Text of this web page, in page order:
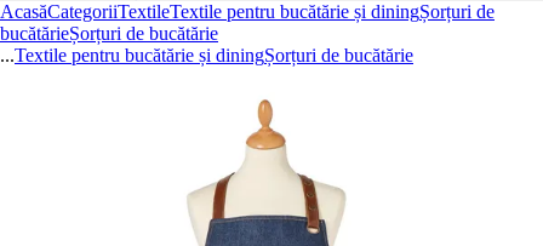
AcasăCategoriiTextileTextile pentru bucătărie și diningȘorțuri de
bucătărieȘorțuri de bucătărie
...Textile pentru bucătărie și diningȘorțuri de bucătărie